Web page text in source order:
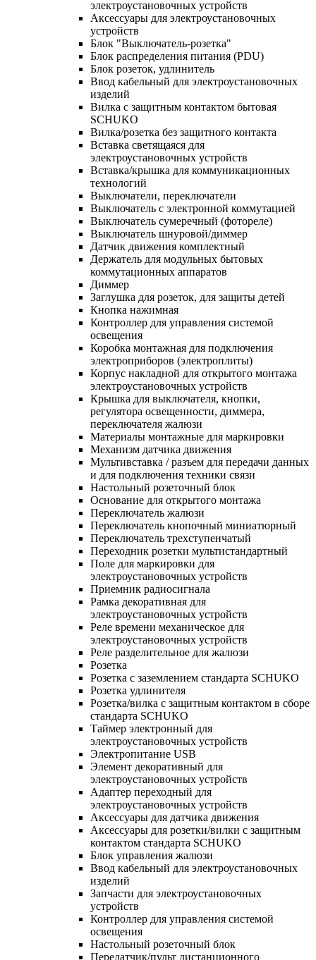
электроустановочных устройств
Аксессуары для электроустановочных
устройств
Блок "Выключатель-розетка"
Блок распределения питания (PDU)
Блок розеток, удлинитель
Ввод кабельный для электроустановочных
изделий
Вилка с защитным контактом бытовая
SCHUKO
Вилка/розетка без защитного контакта
Вставка светящаяся для
электроустановочных устройств
Вставка/крышка для коммуникационных
технологий
Выключатели, переключатели
Выключатель с электронной коммутацией
Выключатель сумеречный (фотореле)
Выключатель шнуровой/диммер
Датчик движения комплектный
Держатель для модульных бытовых
коммутационных аппаратов
Диммер
Заглушка для розеток, для защиты детей
Кнопка нажимная
Контроллер для управления системой
освещения
Коробка монтажная для подключения
электроприборов (электроплиты)
Корпус накладной для открытого монтажа
электроустановочных устройств
Крышка для выключателя, кнопки,
регулятора освещенности, диммера,
переключателя жалюзи
Материалы монтажные для маркировки
Механизм датчика движения
Мультивставка / разъем для передачи данных
и для подключения техники связи
Настольный розеточный блок
Основание для открытого монтажа
Переключатель жалюзи
Переключатель кнопочный миниатюрный
Переключатель трехступенчатый
Переходник розетки мультистандартный
Поле для маркировки для
электроустановочных устройств
Приемник радиосигнала
Рамка декоративная для
электроустановочных устройств
Реле времени механическое для
электроустановочных устройств
Реле разделительное для жалюзи
Розетка
Розетка с заземлением стандарта SCHUKO
Розетка удлинителя
Розетка/вилка с защитным контактом в сборе
стандарта SCHUKO
Таймер электронный для
электроустановочных устройств
Электропитание USB
Элемент декоративный для
электроустановочных устройств
Адаптер переходный для
электроустановочных устройств
Аксессуары для датчика движения
Аксессуары для розетки/вилки с защитным
контактом стандарта SCHUKO
Блок управления жалюзи
Ввод кабельный для электроустановочных
изделий
Запчасти для электроустановочных
устройств
Контроллер для управления системой
освещения
Настольный розеточный блок
Передатчик/пульт дистанционного